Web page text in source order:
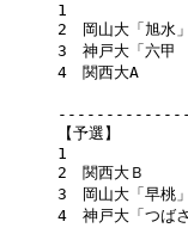
1
2　岡山大「旭水」	3	８’２１”９７
3　神戸大「六甲　'97」	1	７
4　関西大A		2	７’５７”３５
【予選】
1
2　関西大Ｂ		2	８’１０”６９
3　岡山大「早桃」	3	８’１３”６７
4　神戸大「つばさ」	1	７’５７”